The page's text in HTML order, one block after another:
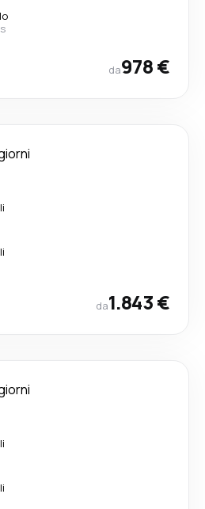
da978 €
da1.843 €